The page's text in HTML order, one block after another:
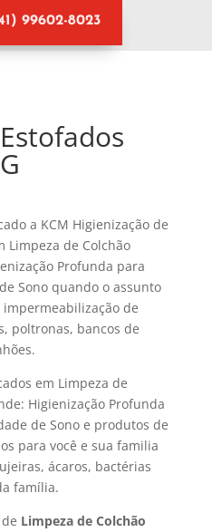
99602-8023
a KCM Higienização de
Limpeza de Colchão
Profunda para
Sono quando o assunto
de
poltronas, bancos de
em Limpeza de
Higienização Profunda
de Sono e produtos de
para você e sua familia
ácaros, bactérias
família.
Limpeza de Colchão